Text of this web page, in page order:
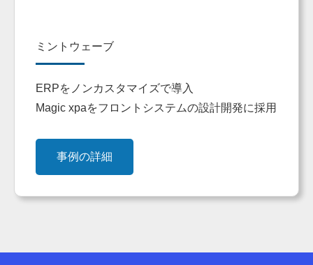
ミントウェーブ
ERPをノンカスタマイズで導入
Magic xpaをフロントシステムの設計開発に採用
事例の詳細